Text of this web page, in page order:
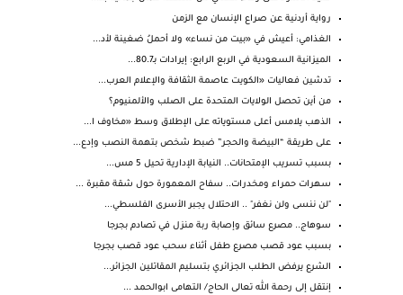
رواية أردنية عن صراع الإنسان مع الزمن
الغذامي: أعيش في «بيت من نساء» ولا أحملُ ضغينة لأد...
الميزانية السعودية في الربع الرابع: إيرادات بـ80.7...
تدشين فعاليات «الكويت عاصمة الثقافة والإعلام العرب...
من أين تحصل الولايات المتحدة على الصلب والألمنيوم؟
الذهب يلامس أعلى مستوياته على الإطلاق وسط «مخاوف ا...
على طريقة “البيضة والحجر” ضبط شخص بتهمة النصب وإدع...
بسبب تسريب الإمتحانات.. النيابة الإدارية تحيل 5 مس...
سهرات حمراء ومخدرات.. سفاح المعمورة حول شقة مقبرة ...
"لن ننسى ولن نغفر" .. الاحتلال يجبر الأسرى الفلسطي...
سوهاج.. مصرع سائق وإصابة ربة منزل في تصادم بجرجا
بسبب عود قصب مصرع طفل أثناء سحب عود قصب بجرجا
الشرع يرفض الطلب الجزائري بتسليم المقاتلين الجزائر...
إنتقل إلى رحمة الله تعالى الحاج/ التهامى ابوالحمد ...